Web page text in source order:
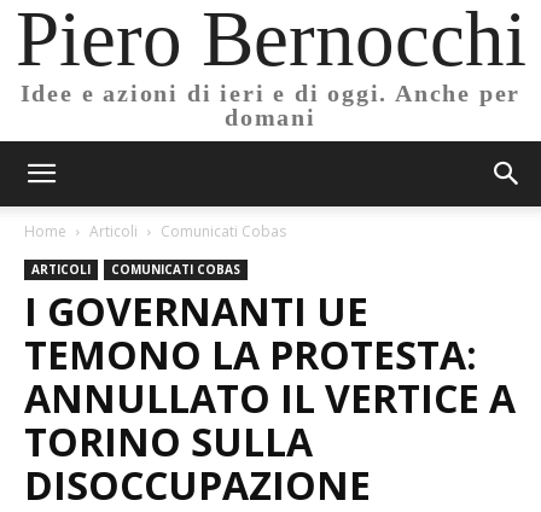
Piero Bernocchi
Idee e azioni di ieri e di oggi. Anche per
domani
Home Articoli Comunicati Cobas
ARTICOLI COMUNICATI COBAS
I GOVERNANTI UE
TEMONO LA PROTESTA:
ANNULLATO IL VERTICE A
TORINO SULLA
DISOCCUPAZIONE